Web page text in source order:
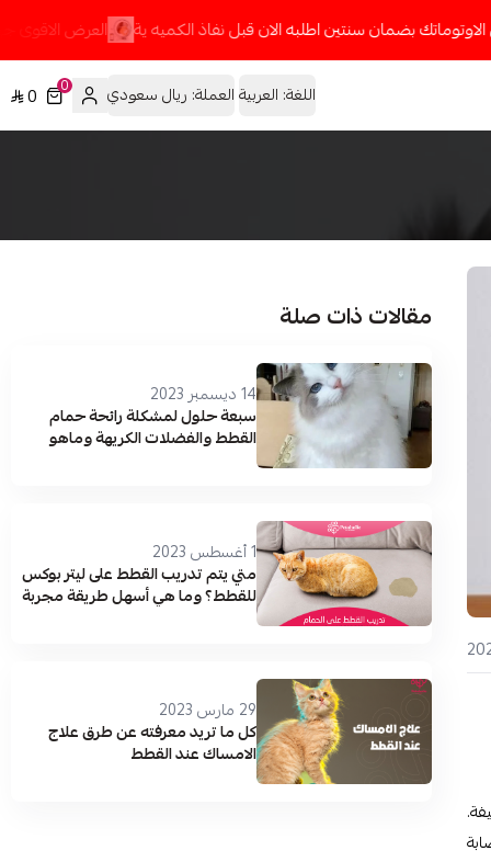
بضمان سنتين اطلبه الان قبل نفاذ الكميه ية العرض الاقوى جهاز
اللغة: العربيةالعملة: ريال سعودي 0
0
مقالات ذات صلة
14 ديسمبر 2023
سبعة حلول لمشكلة رائحة حمام
القطط والفضلات الكريهة وماهو
1 أغسطس 2023
متي يتم تدريب القطط على ليتر بوكس
للقطط؟ وما هي أسهل طريقة مجربة
29 مارس 2023
كل ما تريد معرفته عن طرق علاج
الامساك عند القطط